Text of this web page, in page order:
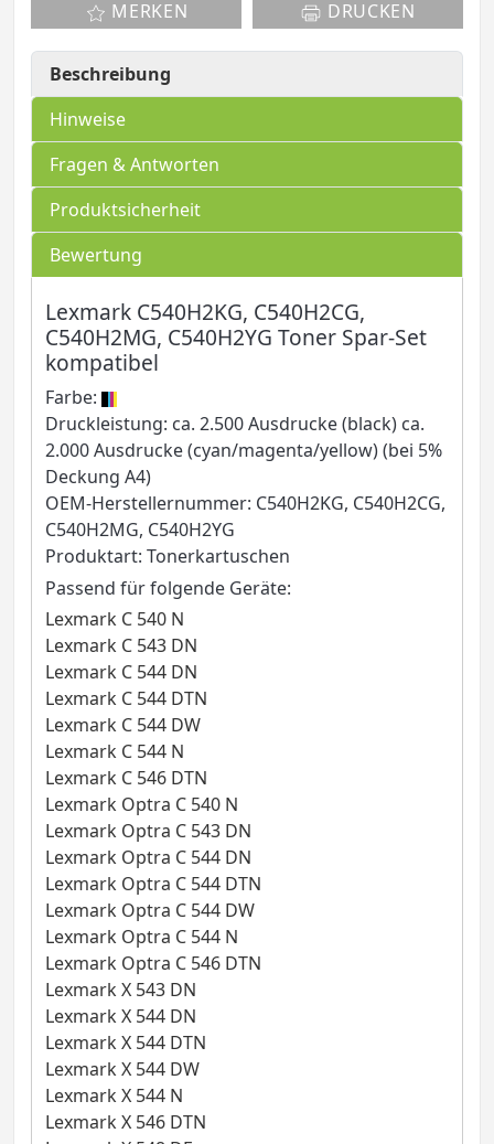
MERKEN DRUCKEN
Beschreibung
Hinweise
Fragen & Antworten
Produktsicherheit
Bewertung
Lexmark C540H2KG, C540H2CG,
C540H2MG, C540H2YG Toner Spar-Set
kompatibel
Farbe:
Druckleistung: ca. 2.500 Ausdrucke (black) ca.
2.000 Ausdrucke (cyan/magenta/yellow) (bei 5%
Deckung A4)
OEM-Herstellernummer: C540H2KG, C540H2CG,
C540H2MG, C540H2YG
Produktart: Tonerkartuschen
Passend für folgende Geräte:
Lexmark C 540 N
Lexmark C 543 DN
Lexmark C 544 DN
Lexmark C 544 DTN
Lexmark C 544 DW
Lexmark C 544 N
Lexmark C 546 DTN
Lexmark Optra C 540 N
Lexmark Optra C 543 DN
Lexmark Optra C 544 DN
Lexmark Optra C 544 DTN
Lexmark Optra C 544 DW
Lexmark Optra C 544 N
Lexmark Optra C 546 DTN
Lexmark X 543 DN
Lexmark X 544 DN
Lexmark X 544 DTN
Lexmark X 544 DW
Lexmark X 544 N
Lexmark X 546 DTN